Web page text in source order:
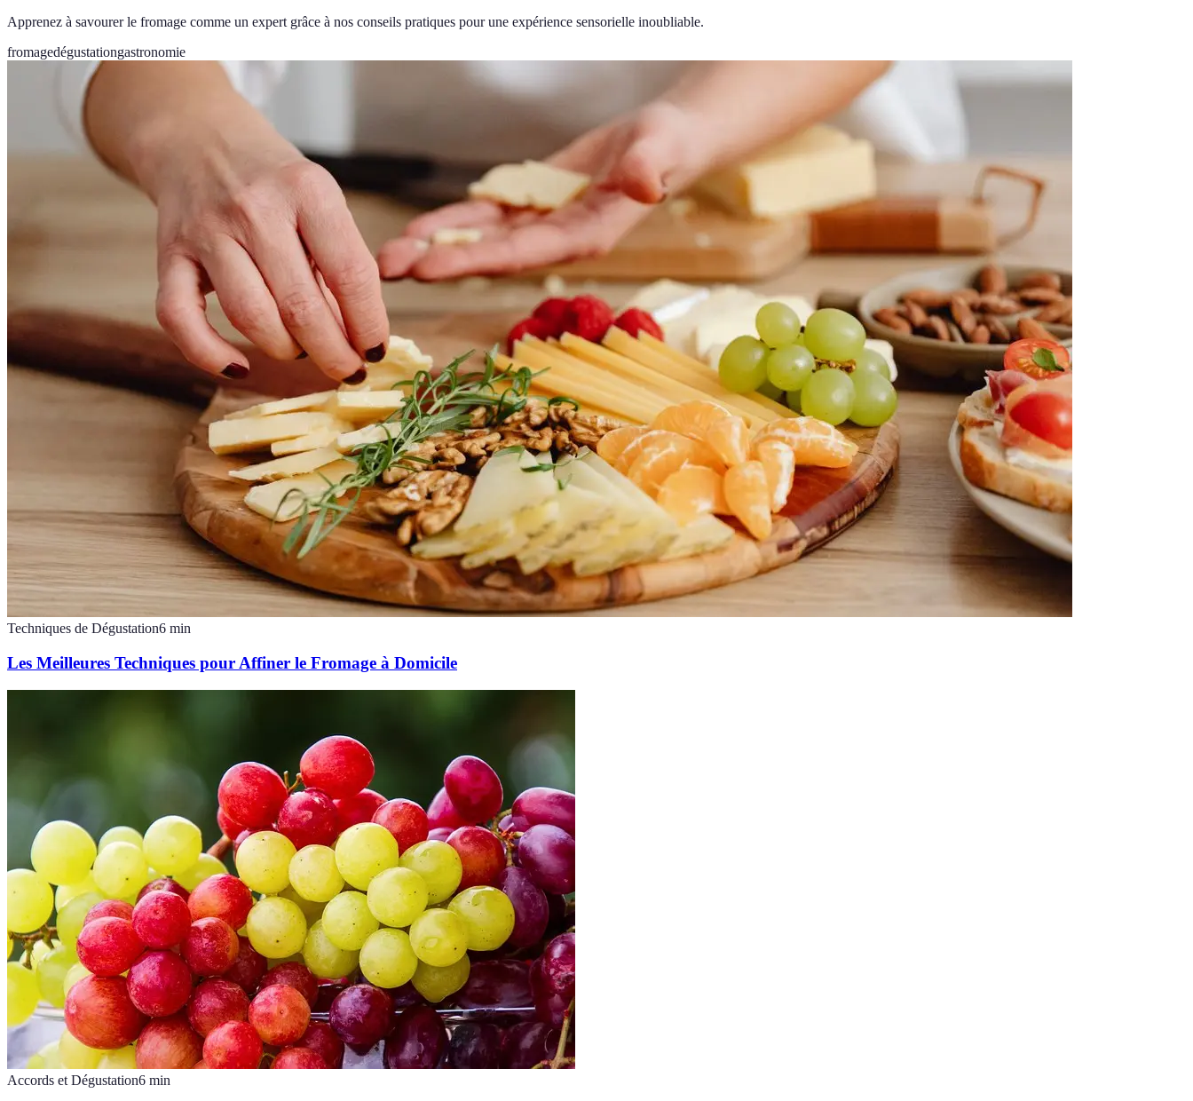
Apprenez à savourer le fromage comme un expert grâce à nos conseils pratiques pour une expérience sensorielle inoubliable.
fromagedégustationgastronomie
Techniques de Dégustation6 min
Les Meilleures Techniques pour Affiner le Fromage à Domicile
Accords et Dégustation6 min